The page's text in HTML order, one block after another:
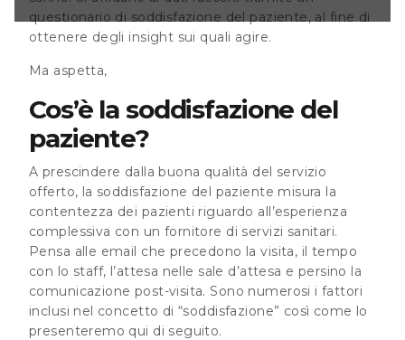
perché:
il potere di
clienti mentre 1
pazienti
questionario di soddisfazione del paziente, al fine di
ottenere degli insight sui quali agire.
Ma aspetta,
Cos’è la soddisfazione del
paziente?
A prescindere dalla buona qualità del servizio
offerto, la soddisfazione del paziente misura la
contentezza dei pazienti riguardo all’esperienza
complessiva con un fornitore di servizi sanitari.
Pensa alle email che precedono la visita, il tempo
con lo staff, l’attesa nelle sale d’attesa e persino la
comunicazione post-visita. Sono numerosi i fattori
inclusi nel concetto di “soddisfazione” così come lo
presenteremo qui di seguito.